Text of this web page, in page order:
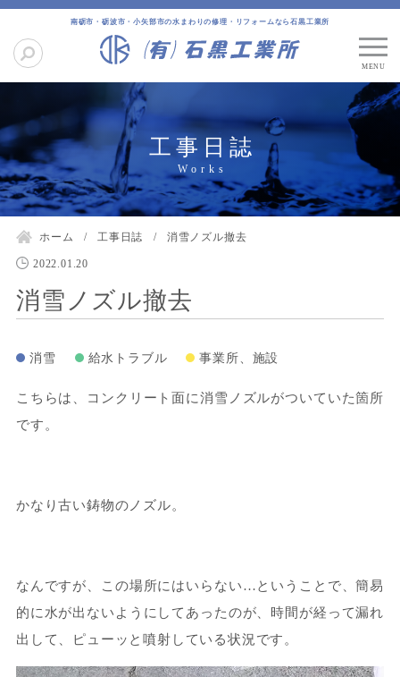
南砺市・砺波市・小矢部市の水まわりの修理・リフォームなら石黒工業所
工事日誌
ホーム 工事日誌 消雪ノズル撤去
2022.01.20
消雪ノズル撤去
消雪 給水トラブル 事業所、施設
こちらは、コンクリート面に消雪ノズルがついていた箇所
です。
かなり古い鋳物のノズル。
なんですが、この場所にはいらない…ということで、簡易
的に水が出ないようにしてあったのが、時間が経って漏れ
出して、ピューッと噴射している状況です。